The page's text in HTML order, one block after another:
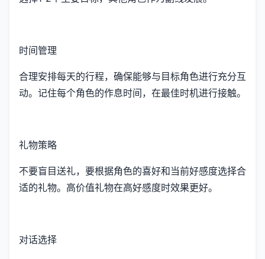
时间管理
合理安排每天的行程，确保能够与目标角色进行充分互
动。记住每个角色的作息时间，在最佳时机进行接触。
礼物策略
不要盲目送礼，要根据角色的喜好和当前好感度选择合
适的礼物。高价值礼物在高好感度时效果更好。
对话选择